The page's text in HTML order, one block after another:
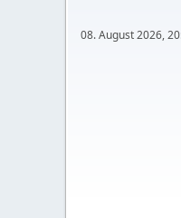
08. August 2026,